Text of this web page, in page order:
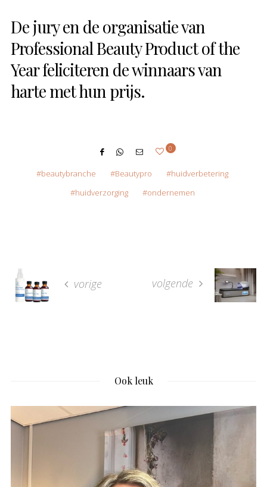
De jury en de organisatie van
Professional Beauty Product of the
Year feliciteren de winnaars van
harte met hun prijs.
0
beautybranche Beautypro
huidverbetering
huidverzorging
ondernemen
vorige volgende
Ook leuk